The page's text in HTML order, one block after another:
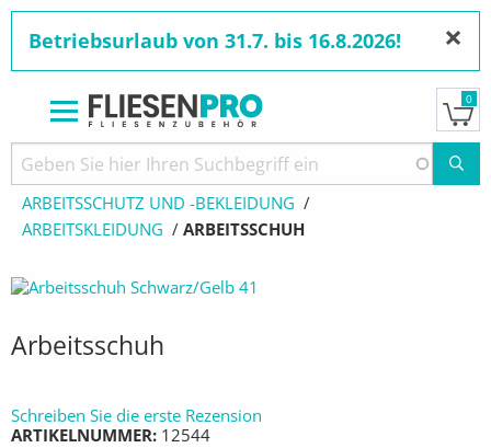
zum
Inhalt
Betriebsurlaub von 31.7. bis 16.8.2026! ×
0
Pfadnavigation
STARTSEITE
PRODUKTE
ARBEITSSCHUTZ UND -BEKLEIDUNG
ARBEITSKLEIDUNG
AKTUELL:
ARBEITSSCHUH
Arbeitsschuh
Schreiben Sie die erste Rezension
ARTIKELNUMMER 12544